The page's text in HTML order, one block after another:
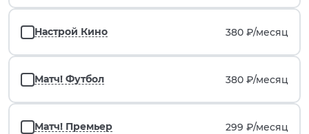
Настрой Кино 380 ₽/месяц
Матч! Футбол 380 ₽/месяц
Матч! Премьер 299 ₽/месяц